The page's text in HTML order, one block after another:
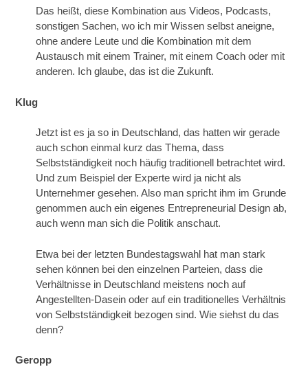
Das heißt, diese Kombination aus Videos, Podcasts,
sonstigen Sachen, wo ich mir Wissen selbst aneigne,
ohne andere Leute und die Kombination mit dem
Austausch mit einem Trainer, mit einem Coach oder mit
anderen. Ich glaube, das ist die Zukunft.
Klug
Jetzt ist es ja so in Deutschland, das hatten wir gerade
auch schon einmal kurz das Thema, dass
Selbstständigkeit noch häufig traditionell betrachtet wird.
Und zum Beispiel der Experte wird ja nicht als
Unternehmer gesehen. Also man spricht ihm im Grunde
genommen auch ein eigenes Entrepreneurial Design ab,
auch wenn man sich die Politik anschaut.
Etwa bei der letzten Bundestagswahl hat man stark
sehen können bei den einzelnen Parteien, dass die
Verhältnisse in Deutschland meistens noch auf
Angestellten-Dasein oder auf ein traditionelles Verhältnis
von Selbstständigkeit bezogen sind. Wie siehst du das
denn?
Geropp